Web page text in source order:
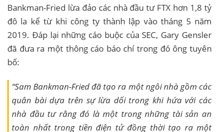
Bankman-Fried lừa đảo các nhà đầu tư FTX hơn 1,8 tỷ
đô la kể từ khi công ty thành lập vào tháng 5 năm
2019. Đáp lại những cáo buộc của SEC, Gary Gensler
đã đưa ra một thông cáo báo chí trong đó ông tuyên
bố:
“Sam Bankman-Fried đã tạo ra một ngôi nhà gồm các
quân bài dựa trên sự lừa dối trong khi hứa với các
nhà đầu tư rằng đó là một trong những tài sản an
toàn nhất trong tiền điện tử đồng thời tạo ra một